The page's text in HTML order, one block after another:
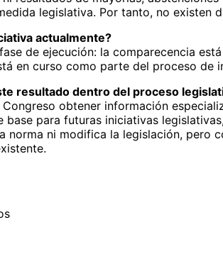
legislativa. Por tanto, no
actualmente?
de ejecución: la comparecencia
en curso como parte del proceso de
resultado dentro del proceso
obtener información
para futuras iniciativas
norma ni modifica la legislación,